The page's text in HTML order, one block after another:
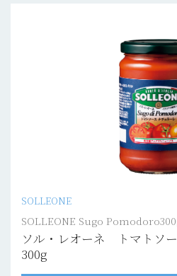
SOLLEONE
SOLLEONE Sugo
ソル・レオーネ トマトソ
300g